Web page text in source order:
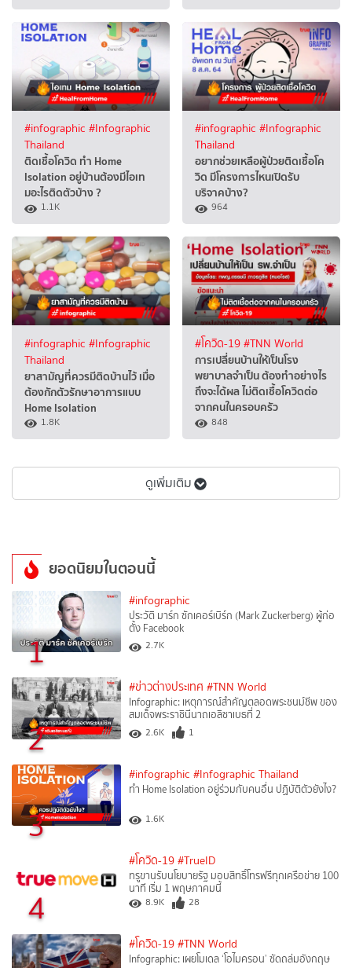
#infographic #Infographic
Thailand
ติดเชื้อโควิด ทำ Home
Isolation อยู่บ้านต้องมีไอเท
มอะไรติดตัวบ้าง ?
1.1K
#infographic #Infographic
Thailand
อยากช่วยเหลือผู้ป่วยติดเชื้อโค
วิด มีโครงการไหนเปิดรับ
บริจาคบ้าง?
964
#infographic #Infographic
Thailand
ยาสามัญที่ควรมีติดบ้านไว้ เมื่อ
ต้องกักตัวรักษาอาการแบบ
Home Isolation
1.8K
#โควิด-19#TNN World
การเปลี่ยนบ้านให้เป็นโรง
พยาบาลจำเป็น ต้องทำอย่างไร
ถึงจะได้ผล ไม่ติดเชื้อโควิดต่อ
จากคนในครอบครัว
848
ดูเพิ่มเติม
ยอดนิยมในตอนนี้
1
#infographic
ประวัติ มาร์ก ซักเคอร์เบิร์ก (Mark Zuckerberg) ผู้ก่อ
ตั้ง Facebook
2.7K
2
#ข่าวต่างประเทศ #TNN World
Infographic: เหตุการณ์สำคัญตลอดพระชนม์ชีพ ของ
สมเด็จพระราชินีนาถเอลิซาเบธที่ 2
2.6K 1
3
#infographic #Infographic Thailand
ทำ Home Isolation อยู่ร่วมกับคนอื่น ปฏิบัติตัวยังไง?
1.6K
4
#โควิด-19 #TrueID
ทรูขานรับนโยบายรัฐ มอบสิทธิ์โทรฟรีทุกเครือข่าย 100
นาที เริ่ม 1 พฤษภาคมนี้
8.9K 28
#โควิด-19 #TNN World
Infographic: เผยโมเดล ‘โอไมครอน’ ซัดถล่มอังกฤษ